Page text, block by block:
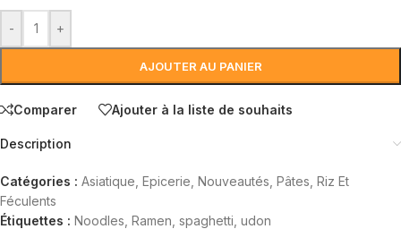
- +
AJOUTER AU PANIER
Comparer Ajouter à la liste de souhaits
Description
Catégories : Asiatique Epicerie Nouveautés Pâtes, Riz Et
Féculents
Étiquettes : Noodles Ramen spaghetti udon